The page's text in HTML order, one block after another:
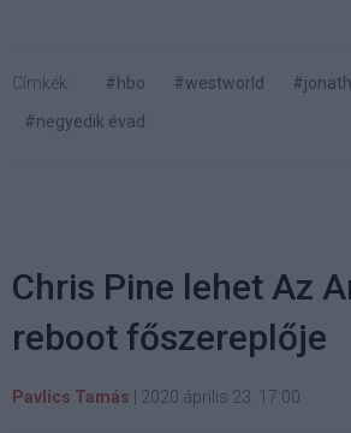
Címkék: #hbo #westworld
#negyedik évad
Chris Pine lehet Az
reboot főszereplője
Pavlics Tamás 2020 április 23. 17:00